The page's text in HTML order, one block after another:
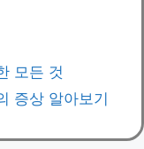
모든 것
증상 알아보기